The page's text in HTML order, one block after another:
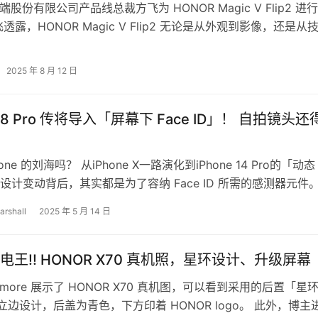
股份有限公司产品线总裁方飞为 HONOR Magic V Flip2 进
透露，HONOR Magic V Flip2 无论是从外观到影像，还是从技
2025 年 8 月 12 日
Pro 传将导入「屏幕下 Face ID」！ 自拍镜头还
的刘海吗？ 从iPhone X一路演化到iPhone 14 Pro的「动态
计变动背后，其实都是为了容纳 Face ID 所需的感测器元件
2025 年 5 月 14 日
王!! HONOR X70 真机照，星环设计、升级屏幕
展示了 HONOR X70 真机图，可以看到采用的后置「星环
边设计，后盖为青色，下方印着 HONOR logo。 此外，博主